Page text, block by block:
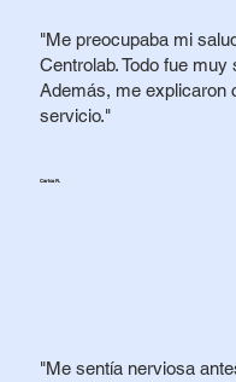
"Me preocupaba mi
Centrolab. Todo fue
Además, me explicaron
servicio."
Carlos R.
"Me sentía nerviosa